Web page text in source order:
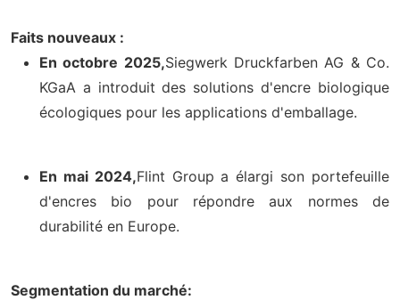
Faits nouveaux :
En octobre 2025,Siegwerk Druckfarben AG & Co.
KGaA a introduit des solutions d'encre biologique
écologiques pour les applications d'emballage.
En mai 2024,Flint Group a élargi son portefeuille
d'encres bio pour répondre aux normes de
durabilité en Europe.
Segmentation du marché: